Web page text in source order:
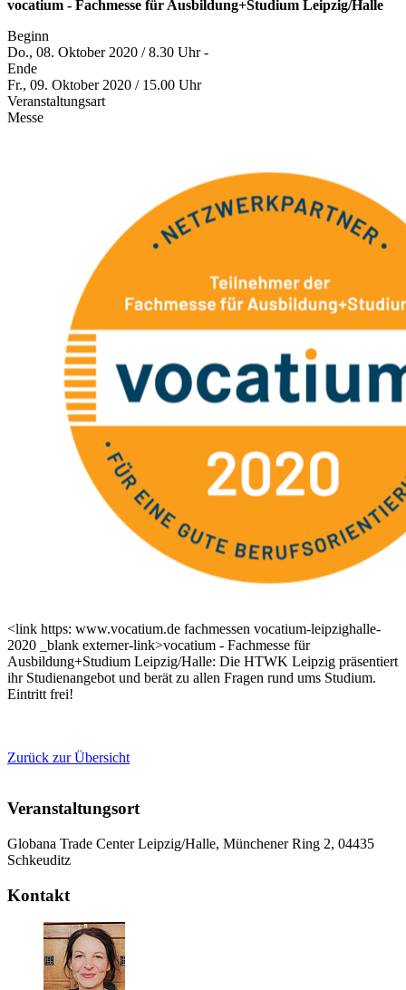
vocatium - Fachmesse für Ausbildung+Studium Leipzig/Halle
Beginn
Do., 08. Oktober 2020 / 8.30 Uhr -
Ende
Fr., 09. Oktober 2020 / 15.00 Uhr
Veranstaltungsart
Messe
<link https: www.vocatium.de fachmessen vocatium-leipzighalle-
2020 _blank externer-link>vocatium - Fachmesse für
Ausbildung+Studium Leipzig/Halle: Die HTWK Leipzig präsentiert
ihr Studienangebot und berät zu allen Fragen rund ums Studium.
Eintritt frei!
Zurück zur Übersicht
Veranstaltungsort
Globana Trade Center Leipzig/Halle, Münchener Ring 2, 04435
Schkeuditz
Kontakt